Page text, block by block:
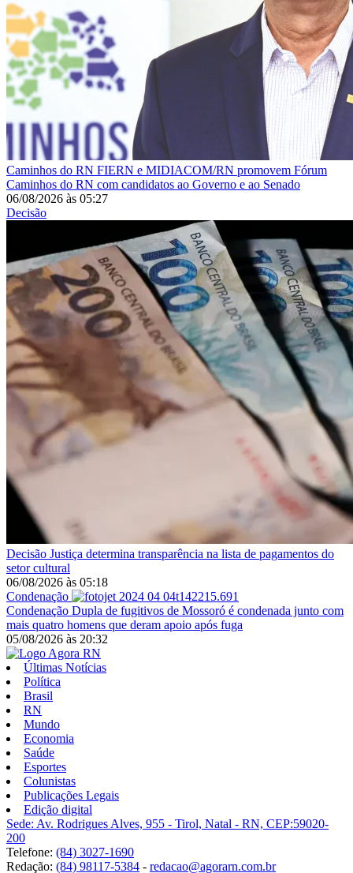
Caminhos do RN FIERN e MIDIACOM/RN promovem Fórum
Caminhos do RN com candidatos ao Governo e ao Senado
06/08/2026 às 05:27
Decisão
Decisão Justiça determina transparência na lista de pagamentos do
setor cultural
06/08/2026 às 05:18
Condenação
Condenação Dupla de fugitivos de Mossoró é condenada junto com
mais quatro homens que deram apoio após fuga
05/08/2026 às 20:32
Últimas Notícias
Política
Brasil
RN
Mundo
Economia
Saúde
Esportes
Colunistas
Publicações Legais
Edição digital
Sede: Av. Rodrigues Alves, 955 - Tirol, Natal - RN, CEP:59020-
200
Telefone: (84) 3027-1690
Redação: (84) 98117-5384 - redacao@agorarn.com.br